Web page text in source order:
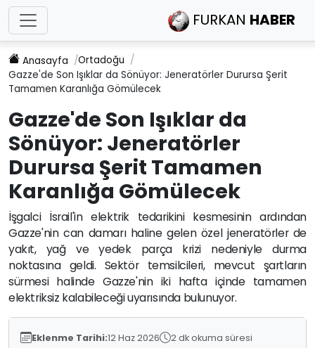
FURKAN HABER
Anasayfa
Ortadoğu
Gazze'de Son Işıklar da Sönüyor: Jeneratörler Durursa Şerit
Tamamen Karanlığa Gömülecek
Gazze'de Son Işıklar da
Sönüyor: Jeneratörler
Durursa Şerit Tamamen
Karanlığa Gömülecek
İşgalci İsrail'in elektrik tedarikini kesmesinin ardından
Gazze'nin can damarı haline gelen özel jeneratörler de
yakıt, yağ ve yedek parça krizi nedeniyle durma
noktasına geldi. Sektör temsilcileri, mevcut şartların
sürmesi halinde Gazze'nin iki hafta içinde tamamen
elektriksiz kalabileceği uyarısında bulunuyor.
Eklenme Tarihi:12 Haz 2026
2 dk okuma süresi